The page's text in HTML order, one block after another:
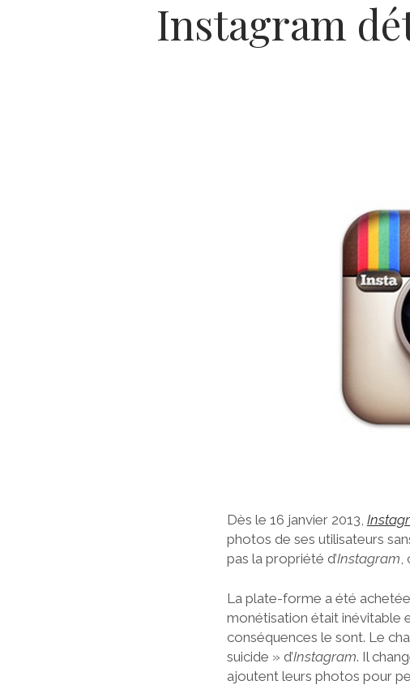
Instagram
Dès le 16 janvier 2013,
photos de ses utilisateurs
pas la propriété d’Instagram
La plate-forme a été
monétisation était inévitable
conséquences le sont. Le
suicide » d’Instagram. Il
ajoutent leurs photos pour